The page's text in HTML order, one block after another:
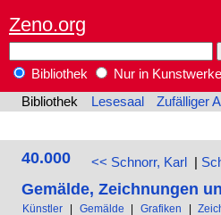
Zeno.org
Bibliothek
Nur in Kunstwerke
Bibliothek
Lesesaal Zufälliger
<< Schnorr, Karl|
40.000
Gemälde, Zeichnungen
Künstler | Gemälde | Grafiken |